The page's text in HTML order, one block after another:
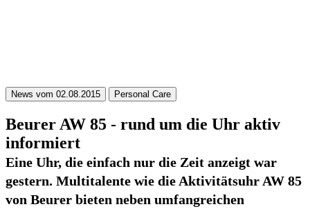
News vom 02.08.2015 Personal Care
Beurer AW 85 - rund um die Uhr aktiv
informiert
Eine Uhr, die einfach nur die Zeit anzeigt war
gestern. Multitalente wie die Aktivitätsuhr AW 85
von Beurer bieten neben umfangreichen